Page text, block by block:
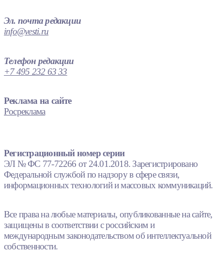
Эл. почта редакции
info@vesti.ru
Телефон редакции
+7 495 232 63 33
Реклама на сайте
Росреклама
Регистрационный номер серии
ЭЛ № ФС 77-72266 от 24.01.2018. Зарегистрировано
Федеральной службой по надзору в сфере связи,
информационных технологий и массовых коммуникаций.
Все права на любые материалы, опубликованные на сайте,
защищены в соответствии с российским и
международным законодательством об интеллектуальной
собственности.